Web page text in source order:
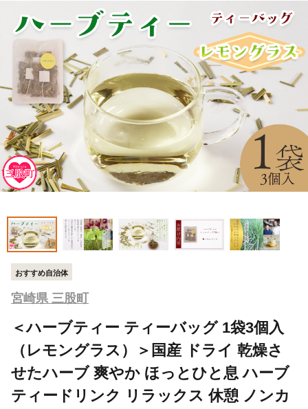
おすすめ自治体
宮崎県 三股町
＜ハーブティー ティーバッグ 1袋3個入
（レモングラス）＞国産 ドライ 乾燥さ
せたハーブ 爽やか ほっとひと息 ハーブ
ティードリンク リラックス 休憩 ノンカ